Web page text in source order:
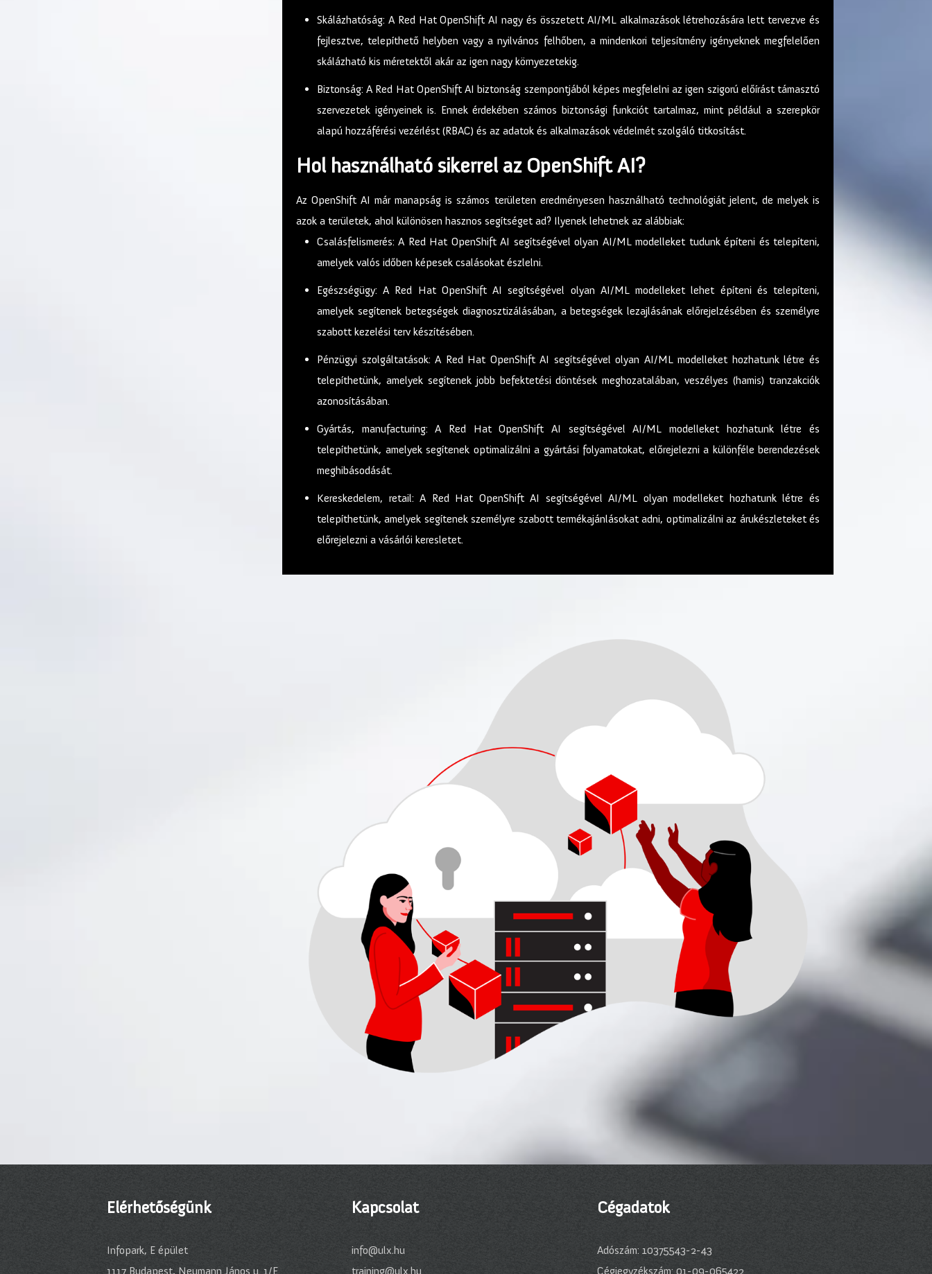
Skálázhatóság: A Red Hat OpenShift AI nagy és összetett AI/ML alkalmazások létrehozására lett tervezve és
fejlesztve, telepíthető helyben vagy a nyilvános felhőben, a mindenkori teljesítmény igényeknek megfelelően
skálázható kis méretektől akár az igen nagy környezetekig.
Biztonság: A Red Hat OpenShift AI biztonság szempontjából képes megfelelni az igen szigorú előírást támasztó
szervezetek igényeinek is. Ennek érdekében számos biztonsági funkciót tartalmaz, mint például a szerepkör
alapú hozzáférési vezérlést (RBAC) és az adatok és alkalmazások védelmét szolgáló titkosítást.
Hol használható sikerrel az OpenShift AI?
Az OpenShift AI már manapság is számos területen eredményesen használható technológiát jelent, de melyek is
azok a területek, ahol különösen hasznos segítséget ad? Ilyenek lehetnek az alábbiak:
Csalásfelismerés: A Red Hat OpenShift AI segítségével olyan AI/ML modelleket tudunk építeni és telepíteni,
amelyek valós időben képesek csalásokat észlelni.
Egészségügy: A Red Hat OpenShift AI segítségével olyan AI/ML modelleket lehet építeni és telepíteni,
amelyek segítenek betegségek diagnosztizálásában, a betegségek lezajlásának előrejelzésében és személyre
szabott kezelési terv készítésében.
Pénzügyi szolgáltatások: A Red Hat OpenShift AI segítségével olyan AI/ML modelleket hozhatunk létre és
telepíthetünk, amelyek segítenek jobb befektetési döntések meghozatalában, veszélyes (hamis) tranzakciók
azonosításában.
Gyártás, manufacturing: A Red Hat OpenShift AI segítségével AI/ML modelleket hozhatunk létre és
telepíthetünk, amelyek segítenek optimalizálni a gyártási folyamatokat, előrejelezni a különféle berendezések
meghibásodását.
Kereskedelem, retail: A Red Hat OpenShift AI segítségével AI/ML olyan modelleket hozhatunk létre és
telepíthetünk, amelyek segítenek személyre szabott termékajánlásokat adni, optimalizálni az árukészleteket és
előrejelezni a vásárlói keresletet.
Elérhetőségünk
Infopark, E épület
1117 Budapest, Neumann János u. 1/E
Kapcsolat
info@ulx.hu
training@ulx.hu
Cégadatok
Adószám: 10375543-2-43
Cégjegyzékszám: 01-09-065422